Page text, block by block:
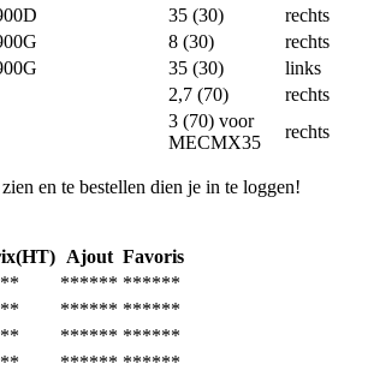
35 (30)
rechts
8 (30)
rechts
35 (30)
links
2,7 (70)
rechts
3 (70) voor
MECMX35
rechts
en te bestellen dien je in te loggen!
Ajout Favoris
****** ******
****** ******
****** ******
****** ******